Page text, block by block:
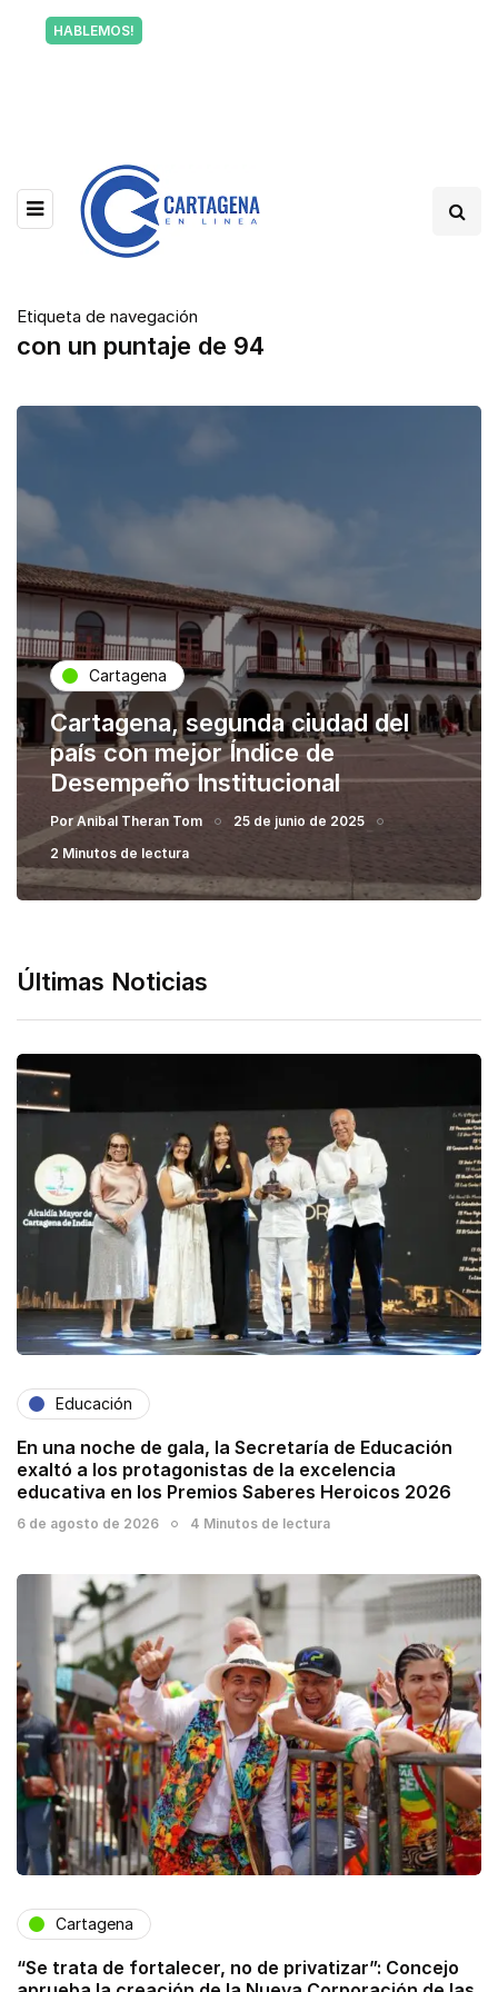
HABLEMOS!
Etiqueta de navegación
con un puntaje de 94
Cartagena
Cartagena, segunda ciudad del
país con mejor Índice de
Desempeño Institucional
PorAnibal Theran Tom
25 de junio de 2025
2 Minutos de lectura
Últimas Noticias
Educación
En una noche de gala, la Secretaría de Educación
exaltó a los protagonistas de la excelencia
educativa en los Premios Saberes Heroicos 2026
6 de agosto de 2026 4 Minutos de lectura
Cartagena
“Se trata de fortalecer, no de privatizar”: Concejo